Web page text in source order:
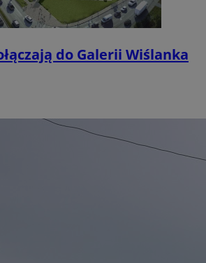
do Galerii Wiślanka